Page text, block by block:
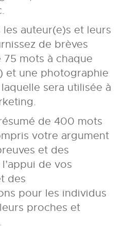
auteur(e)s et leurs
de brèves
mots à chaque
et une photographie
sera utilisée à
de 400 mots
votre argument
et des
de vos
des
pour les individus
proches et